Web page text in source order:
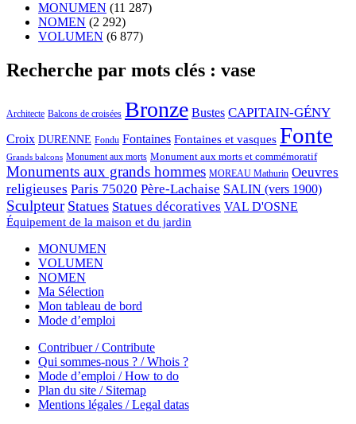
MONUMEN (11 287)
NOMEN (2 292)
VOLUMEN (6 877)
Recherche par mots clés : vase
Architecte Balcons de croisées Bronze Bustes CAPITAIN-GÉNY
Croix DURENNE Fondu Fontaines Fontaines et vasques Fonte
Grands balcons Monument aux morts Monument aux morts et commémoratif
Monuments aux grands hommes MOREAU Mathurin Oeuvres
religieuses Paris 75020 Père-Lachaise SALIN (vers 1900)
Sculpteur Statues Statues décoratives VAL D'OSNE
Équipement de la maison et du jardin
MONUMEN
VOLUMEN
NOMEN
Ma Sélection
Mon tableau de bord
Mode d’emploi
Contribuer / Contribute
Qui sommes-nous ? / Whois ?
Mode d’emploi / How to do
Plan du site / Sitemap
Mentions légales / Legal datas